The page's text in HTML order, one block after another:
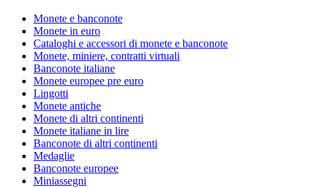
Monete e banconote
Monete in euro
Cataloghi e accessori di monete e banconote
Monete, miniere, contratti virtuali
Banconote italiane
Monete europee pre euro
Lingotti
Monete antiche
Monete di altri continenti
Monete italiane in lire
Banconote di altri continenti
Medaglie
Banconote europee
Miniassegni